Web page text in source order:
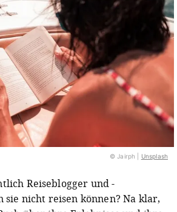
© Jairph | Unsplash
Reiseblogger und -
nicht reisen können? Na klar,